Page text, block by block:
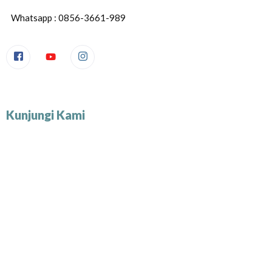
Whatsapp : 0856-3661-989
Kunjungi Kami